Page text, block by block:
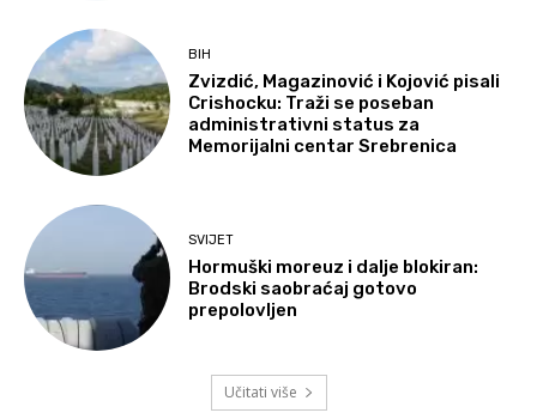
BIH
Zvizdić, Magazinović i Kojović pisali
Crishocku: Traži se poseban
administrativni status za
Memorijalni centar Srebrenica
SVIJET
Hormuški moreuz i dalje blokiran:
Brodski saobraćaj gotovo
prepolovljen
Učitati više